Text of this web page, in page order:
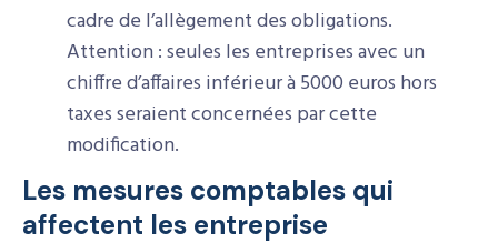
cadre de l’allègement des obligations.
Attention : seules les entreprises avec un
chiffre d’affaires inférieur à 5000 euros hors
taxes seraient concernées par cette
modification.
Les mesures comptables qui
affectent les entreprise